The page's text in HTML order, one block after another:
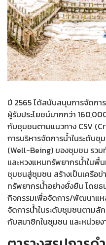
ปี 2565 ได้สนับสนุนการจัดก
ผู้รับประโยชน์มากกว่า
กับชุมชนตามแนวทาง CSV
การบริหารจัดการน้ำในระดับ
(Well-Being) ของชุมชน รวม
และหวงแหนทรัพยากรน้ำในพื้
ชุมชนสู่ชุมชน สร้างเป็นเครือ
ทรัพยากรน้ำอย่างยั่งยืน โดย
กิจกรรมเพื่อจัดการ/พัฒนาแห
จัดการน้ำในระดับชุมชนตาม
กับสมาชิกในชุมชน และหน่วย